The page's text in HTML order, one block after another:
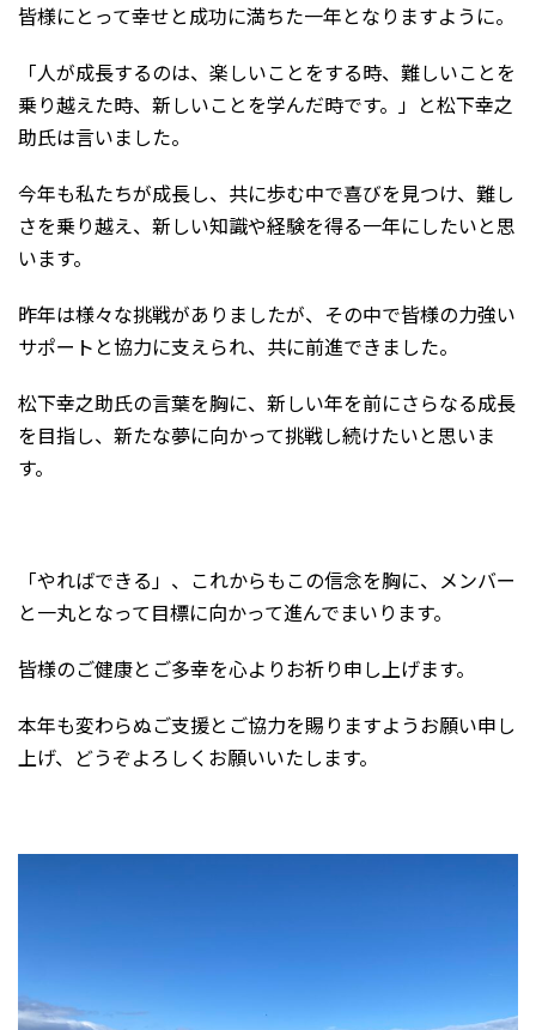
皆様にとって幸せと成功に満ちた一年となりますように。
「人が成長するのは、楽しいことをする時、難しいことを
乗り越えた時、新しいことを学んだ時です。」と松下幸之
助氏は言いました。
今年も私たちが成長し、共に歩む中で喜びを見つけ、難し
さを乗り越え、新しい知識や経験を得る一年にしたいと思
います。
昨年は様々な挑戦がありましたが、その中で皆様の力強い
サポートと協力に支えられ、共に前進できました。
松下幸之助氏の言葉を胸に、新しい年を前にさらなる成長
を目指し、新たな夢に向かって挑戦し続けたいと思いま
す。
「やればできる」、これからもこの信念を胸に、メンバー
と一丸となって目標に向かって進んでまいります。
皆様のご健康とご多幸を心よりお祈り申し上げます。
本年も変わらぬご支援とご協力を賜りますようお願い申し
上げ、どうぞよろしくお願いいたします。